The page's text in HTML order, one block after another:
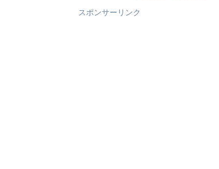
スポンサーリンク